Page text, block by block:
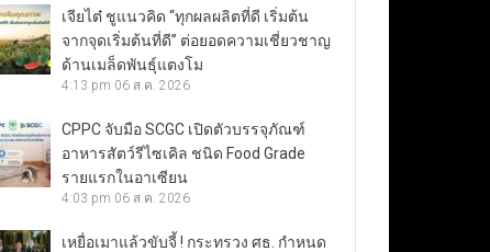
เจียไต๋ ชูแนวคิด “ทุกผลผลิตที่ดี เริ่มต้น
จากจุดเริ่มต้นที่ดี” ต่อยอดความเชี่ยวชาญ
ด้านเมล็ดพันธุ์แตงโม
4:13 pm 06 ส.ค. 2026
CPPC จับมือ SCGC เปิดตัวบรรจุภัณฑ์
อาหารสัตว์รีไซเคิล ชนิด Food Grade
รายแรกในอาเซียน
4:03 pm 06 ส.ค. 2026
เหยื่อเมาแล้วขับจี้ ! กระทรวง ศธ. กำหนด